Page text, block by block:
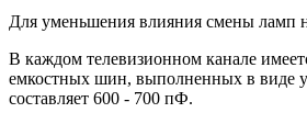
Для уменьшения влияния смены ламп
В каждом телевизионном канале
емкостных шин, выполненных в виде
составляет 600 - 700 пФ.